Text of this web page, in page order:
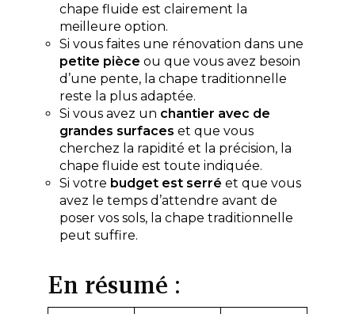
chape fluide est clairement la
meilleure option.
Si vous faites une rénovation dans une
petite pièce ou que vous avez besoin
d’une pente, la chape traditionnelle
reste la plus adaptée.
Si vous avez un chantier avec de
grandes surfaces et que vous
cherchez la rapidité et la précision, la
chape fluide est toute indiquée.
Si votre budget est serré et que vous
avez le temps d’attendre avant de
poser vos sols, la chape traditionnelle
peut suffire.
En résumé :